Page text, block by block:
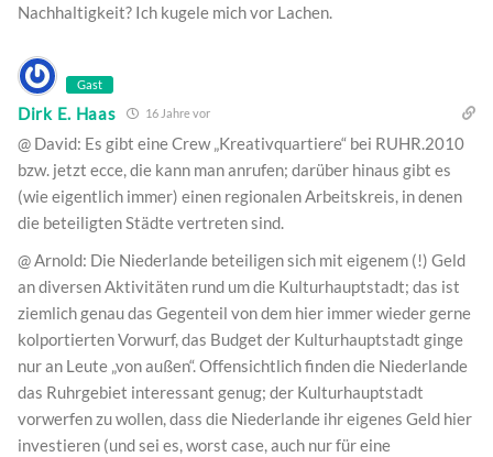
Nachhaltigkeit? Ich kugele mich vor Lachen.
Gast
Dirk E. Haas 16 Jahre vor
@ David: Es gibt eine Crew „Kreativquartiere“ bei RUHR.2010
bzw. jetzt ecce, die kann man anrufen; darüber hinaus gibt es
(wie eigentlich immer) einen regionalen Arbeitskreis, in denen
die beteiligten Städte vertreten sind.
@ Arnold: Die Niederlande beteiligen sich mit eigenem (!) Geld
an diversen Aktivitäten rund um die Kulturhauptstadt; das ist
ziemlich genau das Gegenteil von dem hier immer wieder gerne
kolportierten Vorwurf, das Budget der Kulturhauptstadt ginge
nur an Leute „von außen“. Offensichtlich finden die Niederlande
das Ruhrgebiet interessant genug; der Kulturhauptstadt
vorwerfen zu wollen, dass die Niederlande ihr eigenes Geld hier
investieren (und sei es, worst case, auch nur für eine